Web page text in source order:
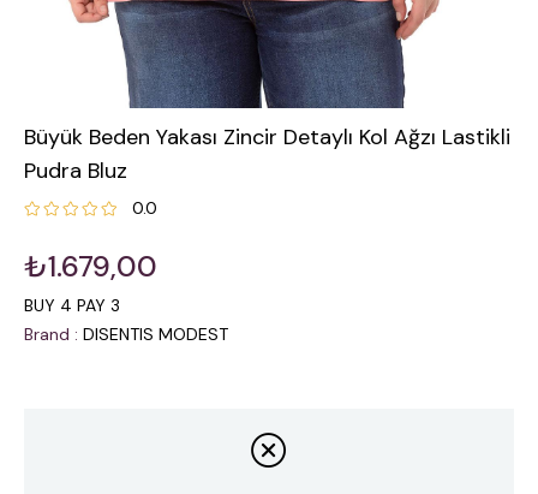
Büyük Beden Yakası Zincir Detaylı Kol Ağzı Lastikli
Pudra Bluz
0.0
₺1.679,00
BUY 4 PAY 3
Brand : DISENTIS MODEST